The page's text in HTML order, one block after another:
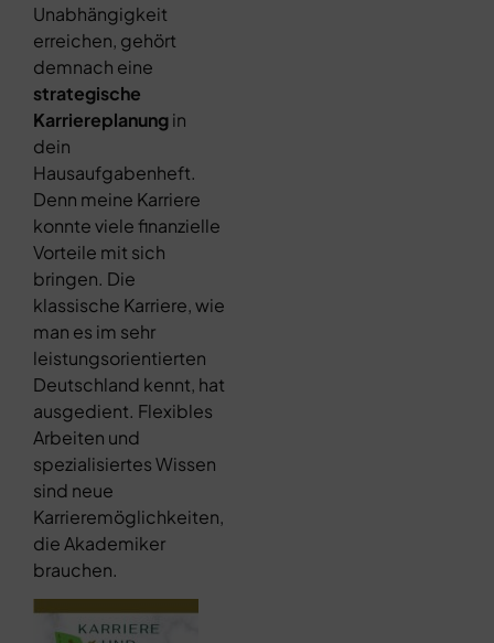
Unabhängigkeit
erreichen, gehört
demnach eine
strategische
Karriereplanungin
dein
Hausaufgabenheft.
Denn meine Karriere
konnte viele finanzielle
Vorteile mit sich
bringen. Die
klassische Karriere, wie
man es im sehr
leistungsorientierten
Deutschland kennt, hat
ausgedient. Flexibles
Arbeiten und
spezialisiertes Wissen
sind neue
Karrieremöglichkeiten,
die Akademiker
brauchen.